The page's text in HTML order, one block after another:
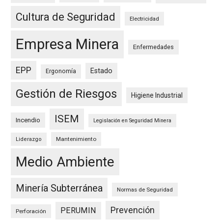
Cultura de Seguridad Electricidad
Empresa Minera Enfermedades
EPP Ergonomía Estado
Gestión de Riesgos Higiene Industrial
Incendio ISEM Legislación en Seguridad Minera
Liderazgo Mantenimiento
Medio Ambiente
Minería Subterránea Normas de Seguridad
Perforación PERUMIN Prevención